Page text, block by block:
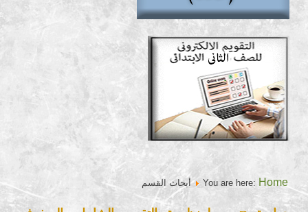
You are here: Home أبحاث القسم